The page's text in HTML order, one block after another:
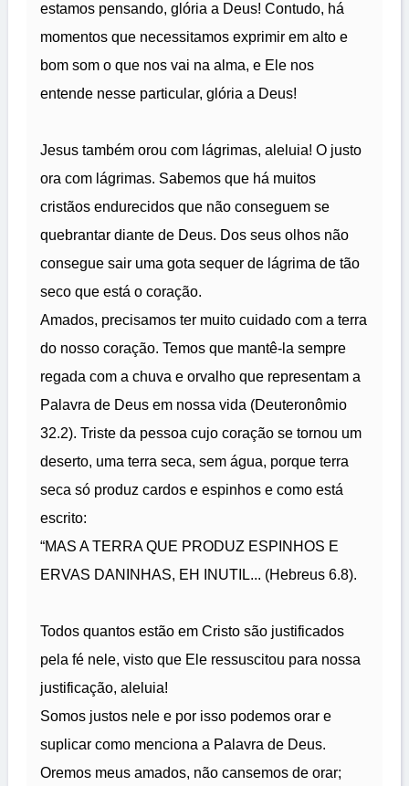
estamos pensando, glória a Deus! Contudo, há
momentos que necessitamos exprimir em alto e
bom som o que nos vai na alma, e Ele nos
entende nesse particular, glória a Deus!
Jesus também orou com lágrimas, aleluia! O justo
ora com lágrimas. Sabemos que há muitos
cristãos endurecidos que não conseguem se
quebrantar diante de Deus. Dos seus olhos não
consegue sair uma gota sequer de lágrima de tão
seco que está o coração.
Amados, precisamos ter muito cuidado com a terra
do nosso coração. Temos que mantê-la sempre
regada com a chuva e orvalho que representam a
Palavra de Deus em nossa vida (Deuteronômio
32.2). Triste da pessoa cujo coração se tornou um
deserto, uma terra seca, sem água, porque terra
seca só produz cardos e espinhos e como está
escrito:
“MAS A TERRA QUE PRODUZ ESPINHOS E
ERVAS DANINHAS, EH INUTIL... (Hebreus 6.8).
Todos quantos estão em Cristo são justificados
pela fé nele, visto que Ele ressuscitou para nossa
justificação, aleluia!
Somos justos nele e por isso podemos orar e
suplicar como menciona a Palavra de Deus.
Oremos meus amados, não cansemos de orar;